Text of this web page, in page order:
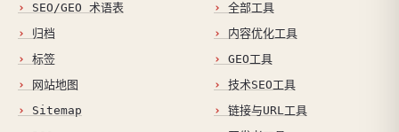
SEO/GEO 术语表
归档
标签
网站地图
Sitemap
全部工具
内容优化工具
GEO工具
技术SEO工具
链接与URL工具